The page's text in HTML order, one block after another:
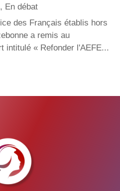
, En débat
des Français établis hors
a remis au
intitulé « Refonder l'AEFE...